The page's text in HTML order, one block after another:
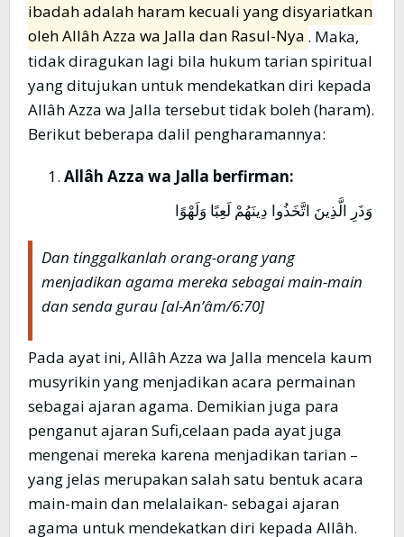
ibadah adalah haram kecuali yang disyariatkan
oleh Allâh Azza wa Jalla dan Rasul-Nya . Maka,
tidak diragukan lagi bila hukum tarian spiritual
yang ditujukan untuk mendekatkan diri kepada
Allâh Azza wa Jalla tersebut tidak boleh (haram).
Berikut beberapa dalil pengharamannya:
Allâh Azza wa Jalla berfirman:
وَذَرِ الَّذِينَ اتَّخَذُوا دِينَهُمْ لَعِبًا وَلَهْوًا
Dan tinggalkanlah orang-orang yang
menjadikan agama mereka sebagai main-main
dan senda gurau [al-An’âm/6:70]
Pada ayat ini, Allâh Azza wa Jalla mencela kaum
musyrikin yang menjadikan acara permainan
sebagai ajaran agama. Demikian juga para
penganut ajaran Sufi,celaan pada ayat juga
mengenai mereka karena menjadikan tarian –
yang jelas merupakan salah satu bentuk acara
main-main dan melalaikan- sebagai ajaran
agama untuk mendekatkan diri kepada Allâh.